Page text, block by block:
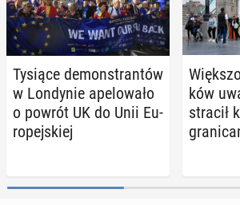
Tysiące de­mon­stran­tów
w Lon­dy­nie ape­lo­wa­ło
o powrót UK do Unii Eu­
ro­pej­skiej
ków
stracił